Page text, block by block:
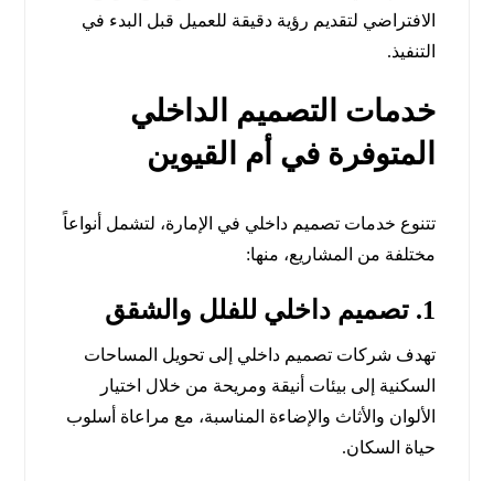
الافتراضي لتقديم رؤية دقيقة للعميل قبل البدء في
التنفيذ.
خدمات التصميم الداخلي
المتوفرة في أم القيوين
تتنوع خدمات تصميم داخلي في الإمارة، لتشمل أنواعاً
مختلفة من المشاريع، منها:
1. تصميم داخلي للفلل والشقق
تهدف شركات تصميم داخلي إلى تحويل المساحات
السكنية إلى بيئات أنيقة ومريحة من خلال اختيار
الألوان والأثاث والإضاءة المناسبة، مع مراعاة أسلوب
حياة السكان.